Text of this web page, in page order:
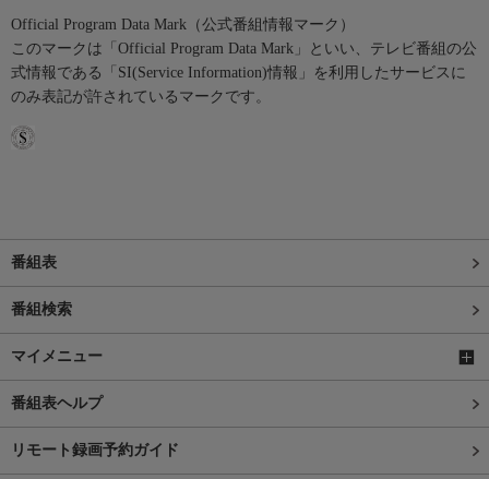
Official Program Data Mark（公式番組情報マーク）
このマークは「Official Program Data Mark」といい、テレビ番組の公
式情報である「SI(Service Information)情報」を利用したサービスに
のみ表記が許されているマークです。
番組表
番組検索
マイメニュー
番組表ヘルプ
リモート録画予約ガイド